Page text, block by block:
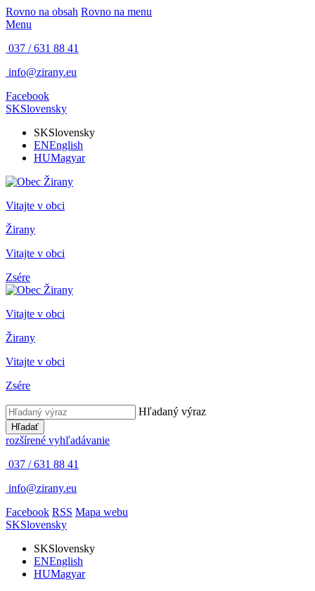
Rovno na obsah Rovno na menu
Menu
037 / 631 88 41
info@zirany.eu
Facebook
SKSlovensky
SKSlovensky
ENEnglish
HUMagyar
Vitajte v obci
Žirany
Vitajte v obci
Zsére
Vitajte v obci
Žirany
Vitajte v obci
Zsére
Hľadaný výraz
Hľadať
rozšírené vyhľadávanie
037 / 631 88 41
info@zirany.eu
Facebook RSS Mapa webu
SKSlovensky
SKSlovensky
ENEnglish
HUMagyar